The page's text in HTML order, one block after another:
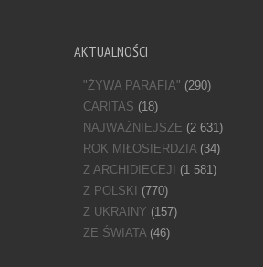
AKTUALNOŚCI
"ŻYWA PARAFIA" (290)
CARITAS (18)
NAJWAŻNIEJSZE (2 631)
ROK MIŁOSIERDZIA(34)
Z ARCHIDIECEJI
(1 581)
Z POLSKI
(770)
Z UKRAINY (157)
ZE ŚWIATA(46)